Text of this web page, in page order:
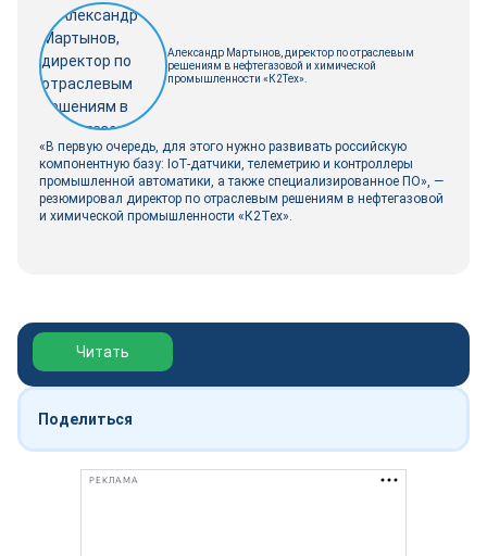
Александр Мартынов, директор по отраслевым
решениям в нефтегазовой и химической
промышленности «К2Тех».
«В первую очередь, для этого нужно развивать российскую
компонентную базу: IoT-датчики, телеметрию и контроллеры
промышленной автоматики, а также специализированное ПО», —
резюмировал директор по отраслевым решениям в нефтегазовой
и химической промышленности «К2Тех».
Читать
Поделиться
РЕКЛАМА